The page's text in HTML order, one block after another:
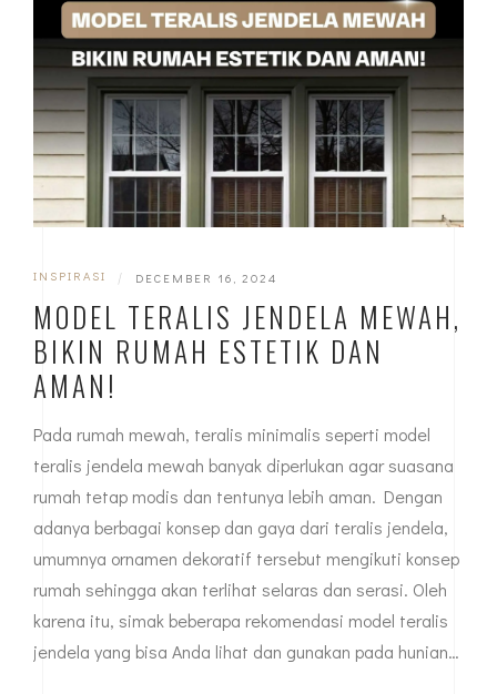
INSPIRASI | DECEMBER 16, 2024
MODEL TERALIS JENDELA MEWAH,
BIKIN RUMAH ESTETIK DAN
AMAN!
Pada rumah mewah, teralis minimalis seperti model
teralis jendela mewah banyak diperlukan agar suasana
rumah tetap modis dan tentunya lebih aman. Dengan
adanya berbagai konsep dan gaya dari teralis jendela,
umumnya ornamen dekoratif tersebut mengikuti konsep
rumah sehingga akan terlihat selaras dan serasi. Oleh
karena itu, simak beberapa rekomendasi model teralis
jendela yang bisa Anda lihat dan gunakan pada hunian…